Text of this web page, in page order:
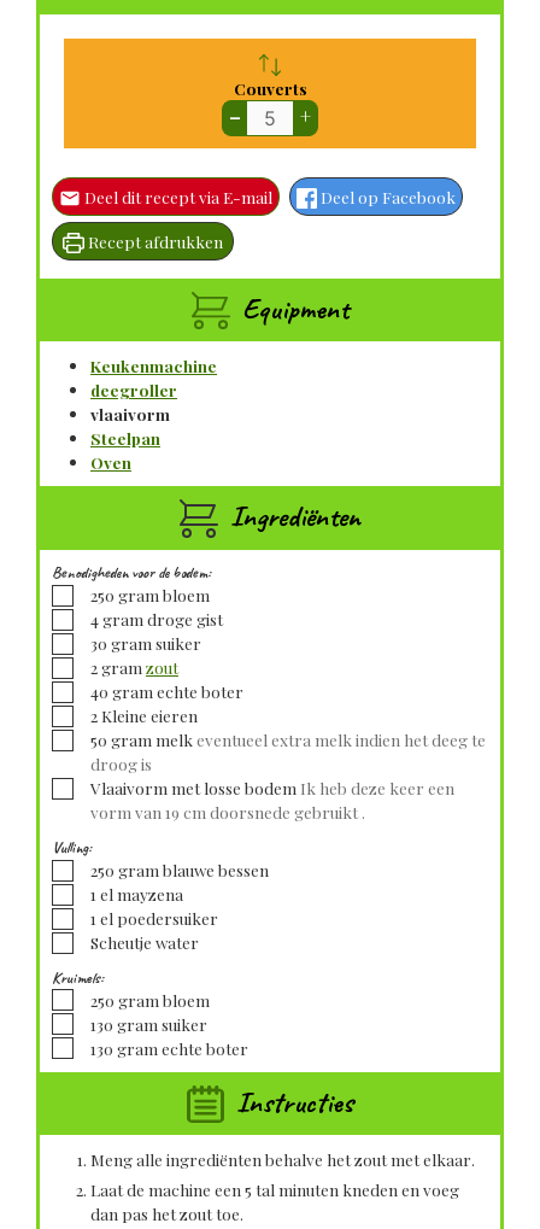
Couverts
– +
Deel dit recept via E-mail Deel op Facebook
Recept afdrukken
Equipment
Keukenmachine
deegroller
vlaaivorm
Steelpan
Oven
Ingrediënten
Benodigheden voor de bodem:
▢
250 gram bloem
▢
4gram droge gist
▢
30 gram suiker
▢
2gram zout
▢
40 gram echte boter
▢
2 Kleine eieren
▢
50 gram melk eventueel extra melk indien het deeg te
droog is
▢
Vlaaivorm met losse bodem Ik heb deze keer een
vorm van 19 cm doorsnede gebruikt .
Vulling:
▢
250 gram blauwe bessen
▢1 el mayzena
▢1 el poedersuiker
▢
Scheutje water
Kruimels:
▢
250 gram bloem
▢
130 gram suiker
▢
130 gram echte boter
Instructies
Meng alle ingrediënten behalve het zout met elkaar.
Laat de machine een 5 tal minuten kneden en voeg
dan pas het zout toe.